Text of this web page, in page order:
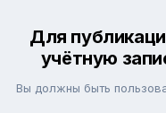
Для
учётную
Вы должны быть